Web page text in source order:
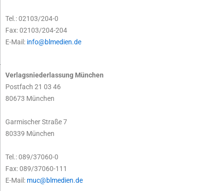
Tel.: 02103/204-0
Fax: 02103/204-204
E-Mail: info@blmedien.de
Verlagsniederlassung München
Postfach 21 03 46
80673 München
Garmischer Straße 7
80339 München
Tel.: 089/37060-0
Fax: 089/37060-111
E-Mail: muc@blmedien.de